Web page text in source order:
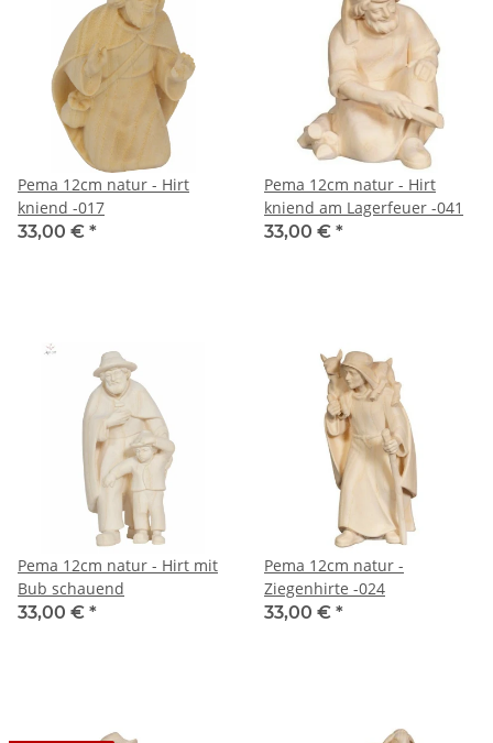
Pema 12cm natur - Hirt
kniend -017
33,00 € *
Pema 12cm natur - Hirt
kniend am Lagerfeuer -041
33,00 € *
Pema 12cm natur - Hirt mit
Bub schauend
33,00 € *
Pema 12cm natur -
Ziegenhirte -024
33,00 € *